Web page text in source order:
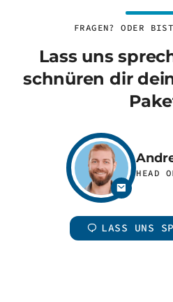
FRAGEN? ODER
Lass uns
schnüren dir
HEAD
LASS UNS